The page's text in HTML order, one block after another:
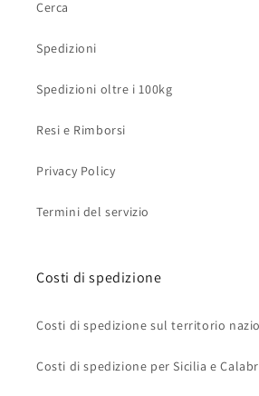
Cerca
Spedizioni
Spedizioni oltre i 100kg
Resi e Rimborsi
Privacy Policy
Termini del servizio
Costi di spedizione
Costi di spedizione sul territorio
Costi di spedizione per Sicilia e